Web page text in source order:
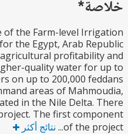
of the Farm-level
for the Egypt, Arab
agricultural
to higher-quality water
farmers on up to 200,000
command areas of
located in the Nile Delta.
the project. The first
of the
نتائج أكثر